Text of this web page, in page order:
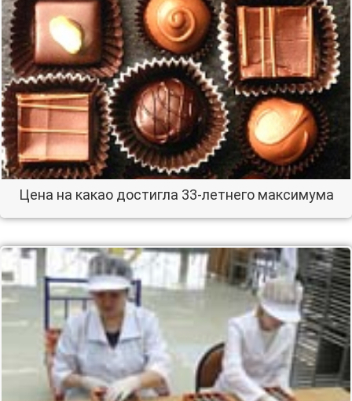
Цена на какао достигла 33-летнего максимума